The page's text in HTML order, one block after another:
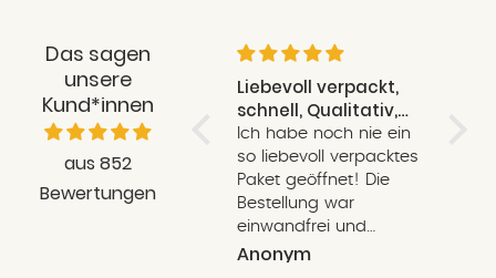
Das sagen
unsere
Kund*innen
aus 852
Bewertungen
Liebevoll verpackt,
schnell, Qualitativ,
total toll!
Ich habe noch nie ein
so liebevoll verpacktes
Paket geöffnet! Die
Bestellung war
einwandfrei und
bereitet mir große
Richtig gut
Super Produkte, toll
verpackt und super
schnell - vielen
Dank für den tollen
Kontakt und die
schönen Produkte -